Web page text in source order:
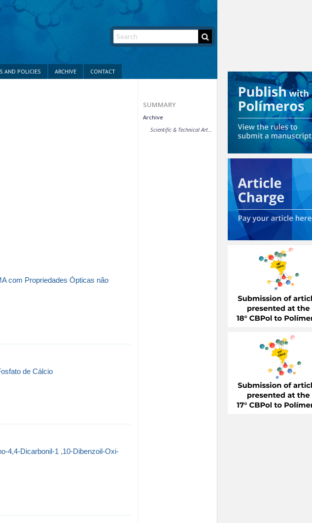
AND POLICIES ARCHIVE CONTACT
com Propriedades Ópticas não
de Cálcio
4,4-Dicarbonil-1 ,10-Dibenzoil-Oxi-
SUMMARY
Archive